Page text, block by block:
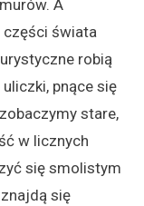
A
części świata
robią
pnące się
stare,
w licznych
się smolistym
się